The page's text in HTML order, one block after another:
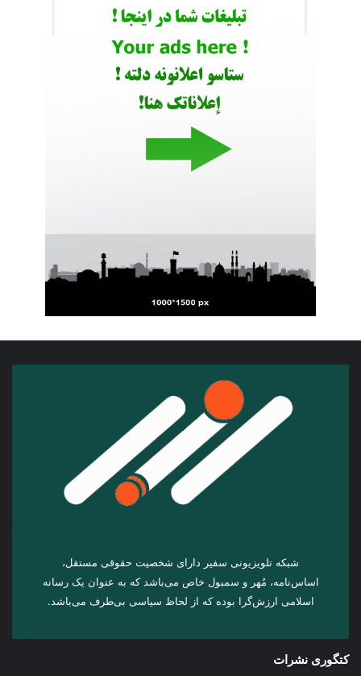
شبکه تلویزیونی سفیر دارای شخصیت حقوقی مستقل،
اساس‌نامه، مُهر و سمبول خاص می‌باشد که به عنوان یک رسانه
اسلامی ارزش‌گرا بوده که از لحاظ سیاسی بی‌طرف می‌باشد.
کتگوری نشرات